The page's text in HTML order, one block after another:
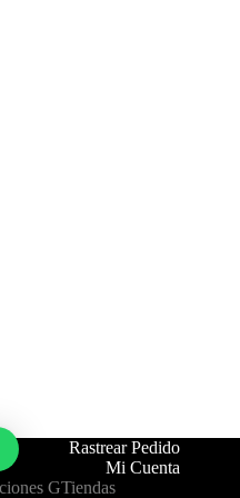
Rastrear Pedido
Mi Cuenta
GTiendas